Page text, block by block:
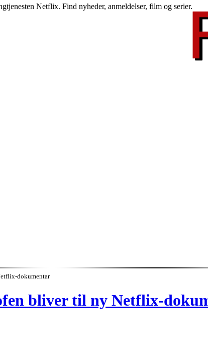
Netflix. Find nyheder, anmeldelser, film og serier.
dokumentar
bliver til ny Netflix-